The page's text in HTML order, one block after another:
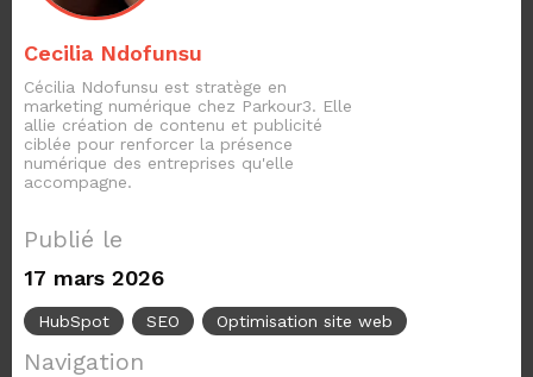
Cecilia Ndofunsu
Cécilia Ndofunsu est stratège en
marketing numérique chez Parkour3. Elle
allie création de contenu et publicité
ciblée pour renforcer la présence
numérique des entreprises qu'elle
accompagne.
Publié le
17 mars 2026
HubSpot SEO Optimisation site web
Navigation